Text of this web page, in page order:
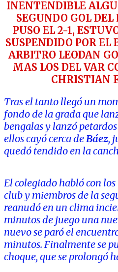
INENTENDIBLE
SEGUNDO GOL DEL
PUSO EL 2-1,
SUSPENDIDO POR EL
ARBITRO LEODAN
MAS LOS DEL VAR
CHRISTIAN
Tras el tanto llegó un
fondo de la grada que
bengalas y lanzó
ellos cayó cerca deBáez,
quedó tendido en la
El colegiado habló con
club y miembros de la
reanudó en un clima
minutos de juego una
nuevo se paró el
minutos. Finalmente se
choque, que se prolongó